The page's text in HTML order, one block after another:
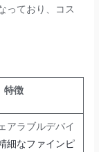
っており、コス
特徴
アラブルデバイ
細なファインピ